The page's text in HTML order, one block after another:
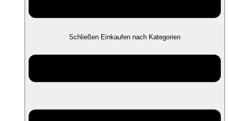
Schließen Einkaufen nach Kategorien